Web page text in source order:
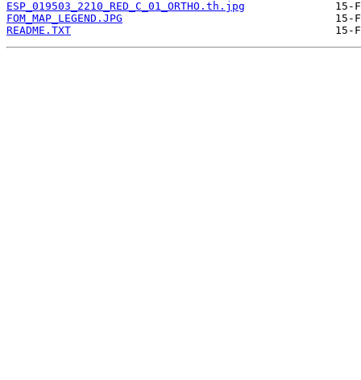
ESP_019503_2210_RED_C_01_ORTHO.th.jpg
FOM_MAP_LEGEND.JPG
README.TXT